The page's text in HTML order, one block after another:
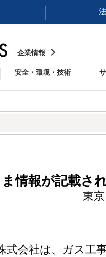
企業情報
安全・環境・技術
情報が記載さ
東
式会社は、ガス工